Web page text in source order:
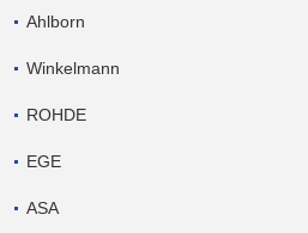
Ahlborn
Winkelmann
ROHDE
EGE
ASA